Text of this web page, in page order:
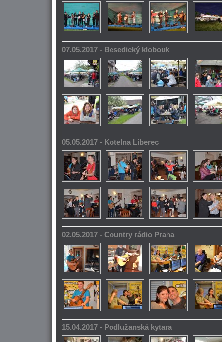
07.05.2017 - Besedický klobouk
05.05.2017 - Kotelna Liberec
02.05.2017 - Country rádio Praha
15.04.2017 - Podlužanská kytara